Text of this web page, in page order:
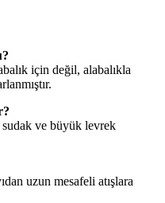
için değil, alabalıkla
ve büyük levrek
uzun mesafeli atışlara